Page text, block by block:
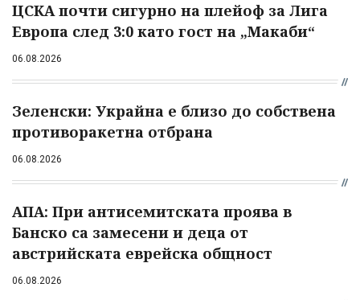
ЦСКА почти сигурно на плейоф за Лига
Европа след 3:0 като гост на „Макаби“
06.08.2026
Зеленски: Украйна е близо до собствена
противоракетна отбрана
06.08.2026
АПА: При антисемитската проява в
Банско са замесени и деца от
австрийската еврейска общност
06.08.2026